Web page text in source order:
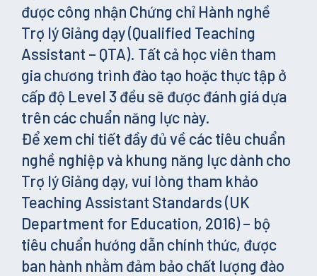
được công nhận Chứng chỉ Hành nghề
Trợ lý Giảng dạy (Qualified Teaching
Assistant – QTA). Tất cả học viên tham
gia chương trình đào tạo hoặc thực tập ở
cấp độ Level 3 đều sẽ được đánh giá dựa
trên các chuẩn năng lực này.
Để xem chi tiết đầy đủ về các tiêu chuẩn
nghề nghiệp và khung năng lực dành cho
Trợ lý Giảng dạy, vui lòng tham khảo
Teaching Assistant Standards (UK
Department for Education, 2016) – bộ
tiêu chuẩn hướng dẫn chính thức, được
ban hành nhằm đảm bảo chất lượng đào